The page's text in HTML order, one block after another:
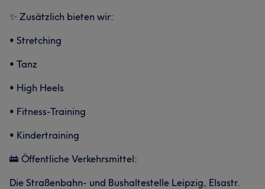
✨ Zusätzlich bieten wir:
• Stretching
• Tanz
• High Heels
• Fitness-Training
• Kindertraining
🚋 Öffentliche Verkehrsmittel:
Die Straßenbahn- und Bushaltestelle Leipzig, Elsastr.